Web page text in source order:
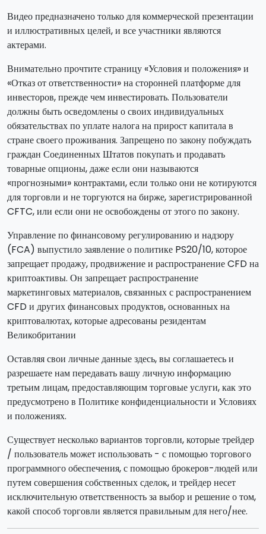
Видео предназначено только для коммерческой презентации
и иллюстративных целей, и все участники являются
актерами.
Внимательно прочтите страницу «Условия и положения» и
«Отказ от ответственности» на сторонней платформе для
инвесторов, прежде чем инвестировать. Пользователи
должны быть осведомлены о своих индивидуальных
обязательствах по уплате налога на прирост капитала в
стране своего проживания. Запрещено по закону побуждать
граждан Соединенных Штатов покупать и продавать
товарные опционы, даже если они называются
«прогнозными» контрактами, если только они не котируются
для торговли и не торгуются на бирже, зарегистрированной
CFTC, или если они не освобождены от этого по закону.
Управление по финансовому регулированию и надзору
(FCA) выпустило заявление о политике PS20/10, которое
запрещает продажу, продвижение и распространение CFD на
криптоактивы. Он запрещает распространение
маркетинговых материалов, связанных с распространением
CFD и других финансовых продуктов, основанных на
криптовалютах, которые адресованы резидентам
Великобритании
Оставляя свои личные данные здесь, вы соглашаетесь и
разрешаете нам передавать вашу личную информацию
третьим лицам, предоставляющим торговые услуги, как это
предусмотрено в Политике конфиденциальности и Условиях
и положениях.
Существует несколько вариантов торговли, которые трейдер
/ пользователь может использовать - с помощью торгового
программного обеспечения, с помощью брокеров-людей или
путем совершения собственных сделок, и трейдер несет
исключительную ответственность за выбор и решение о том,
какой способ торговли является правильным для него/нее.